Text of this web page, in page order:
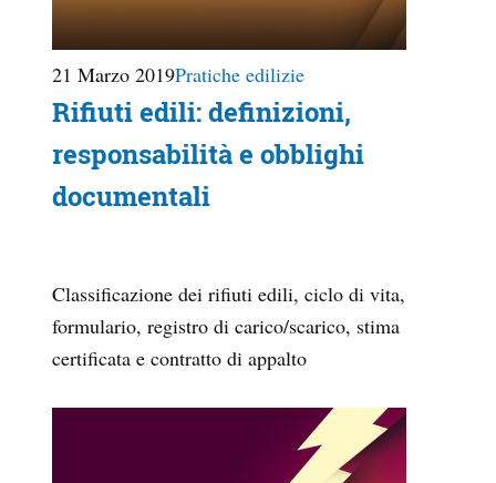
21 Marzo 2019Pratiche edilizie
Rifiuti edili: definizioni,
responsabilità e obblighi
documentali
Classificazione dei rifiuti edili, ciclo di vita,
formulario, registro di carico/scarico, stima
certificata e contratto di appalto